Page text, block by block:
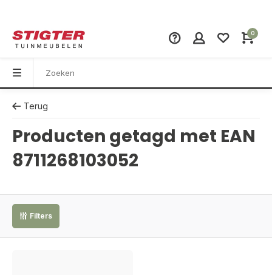
0
Terug
Producten getagd met EAN
8711268103052
Filters